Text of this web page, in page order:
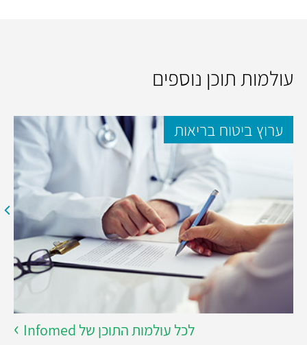
עולמות תוכן נוספים
ערוץ ביטוח בריאות
לכל עולמות התוכן של Infomed